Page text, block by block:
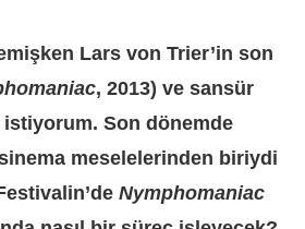
Lars von Trier’in son
, 2013) ve sansür
Son dönemde
meselelerinden biriydi
Nymphomaniac